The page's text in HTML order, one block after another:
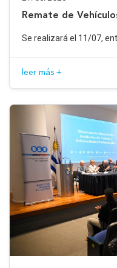
Remate de
Se realizará el 11/07,
leer más +